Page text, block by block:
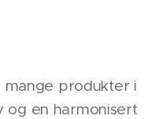
mange produkter i
og en harmonisert